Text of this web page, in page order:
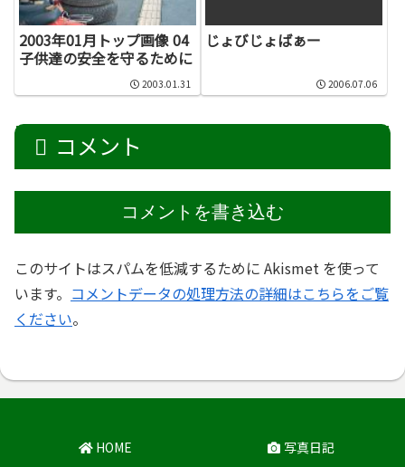
2003年01月トップ画像 04
子供達の安全を守るために
2003.01.31
じょびじょばぁー
2006.07.06
コメント
コメントを書き込む
このサイトはスパムを低減するために Akismet を使って
います。 コメントデータの処理方法の詳細はこちらをご覧
ください。
HOME
写真日記